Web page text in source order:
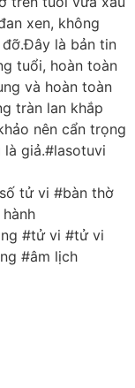
xen, không
là bản tin
tuổi, hoàn toàn
và hoàn toàn
tràn lan khắp
nên cẩn trọng
giả.#lasotuvi
tử vi #bàn thờ
#tử vi #tử vi
#âm lịch